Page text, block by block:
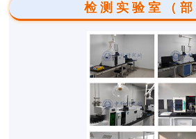
检测实验室（部